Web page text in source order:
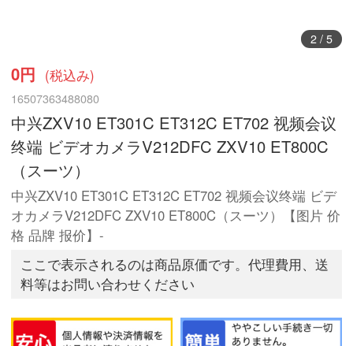
3/ 5
0円 (税込み)
16507363488080
中兴ZXV10 ET301C ET312C ET702 视频会议
终端 ビデオカメラV212DFC ZXV10 ET800C
（スーツ）
中兴ZXV10 ET301C ET312C ET702 视频会议终端 ビデ
オカメラV212DFC ZXV10 ET800C（スーツ）【图片 价
格 品牌 报价】-
ここで表示されるのは商品原価です。代理費用、送
料等はお問い合わせください